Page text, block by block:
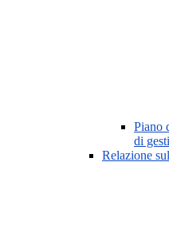
Piano
di
Relazione